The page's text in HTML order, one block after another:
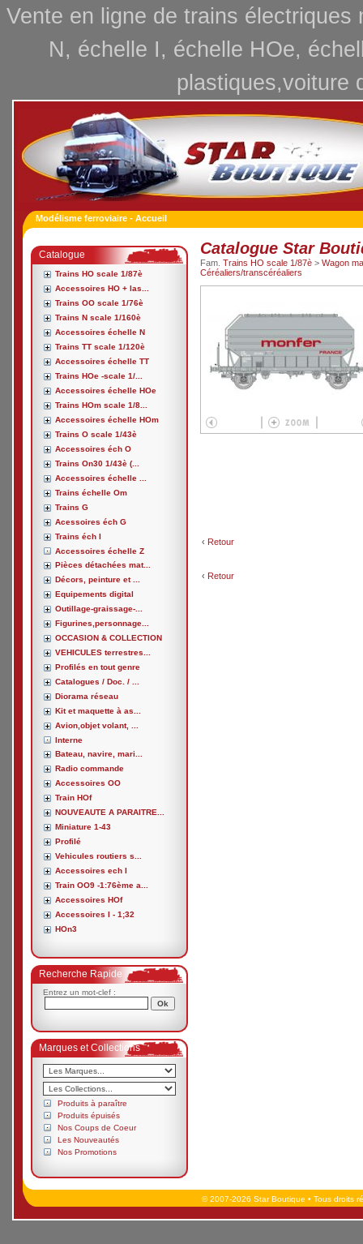
Vente en ligne de trains
N, échelle I, échelle HOe,
plastiques,voiture
Modélisme ferroviaire - Accueil
Catalogue
Trains HO scale 1/87è
Accessoires HO + las...
Trains OO scale 1/76è
Trains N scale 1/160è
Accessoires échelle N
Trains TT scale 1/120è
Accessoires échelle TT
Trains HOe -scale 1/...
Accessoires échelle HOe
Trains HOm scale 1/8...
Accessoires échelle HOm
Trains O scale 1/43è
Accessoires éch O
Trains On30 1/43è (...
Accessoires échelle ...
Trains échelle Om
Trains G
Acessoires éch G
Trains éch I
Accessoires échelle Z
Pièces détachées mat...
Décors, peinture et ...
Equipements digital
Outillage-graissage-...
Figurines,personnage...
OCCASION & COLLECTION
VEHICULES terrestres...
Profilés en tout genre
Catalogues / Doc. / ...
Diorama réseau
Kit et maquette à as...
Avion,objet volant, ...
Interne
Bateau, navire, mari...
Radio commande
Accessoires OO
Train HOf
NOUVEAUTE A PARAITRE...
Miniature 1-43
Profilé
Vehicules routiers s...
Accessoires ech I
Train OO9 -1:76ème a...
Accessoires HOf
Accessoires I - 1;32
HOn3
Recherche Rapide
Entrez un mot-clef :
Marques et Collections
Produits à paraître
Produits épuisés
Nos Coups de Coeur
Les Nouveautés
Nos Promotions
Catalogue Star
Fam. Trains HO scale 1/87è > Wagon
Céréaliers/transcéréaliers
‹ Retour
‹ Retour
© 2007-2026 Star Boutique • Tous droits